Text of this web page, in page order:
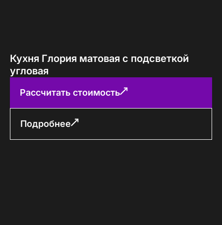
Кухня Глория матовая с подсветкой
угловая
Рассчитать стоимость
Подробнее